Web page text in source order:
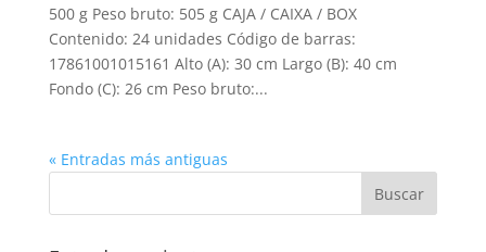
500 g Peso bruto: 505 g CAJA / CAIXA / BOX
Contenido: 24 unidades Código de barras:
17861001015161 Alto (A): 30 cm Largo (B): 40 cm
Fondo (C): 26 cm Peso bruto:...
« Entradas más antiguas